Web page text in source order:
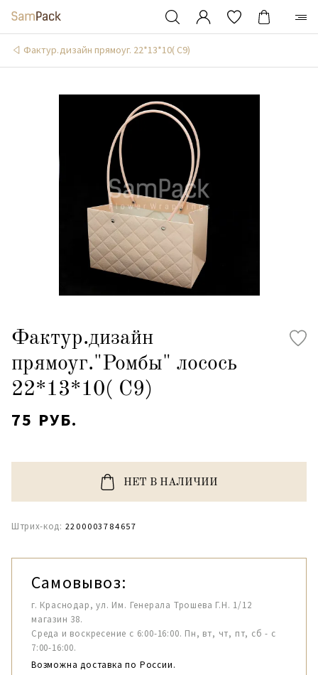
Фактур.дизайн прямоуг. 22*13*10( С9)
Фактур.дизайн
прямоуг."Ромбы" лосось
22*13*10( С9)
75 РУБ.
НЕТ В НАЛИЧИИ
Штрих-код: 2200003784657
Самовывоз:
г. Краснодар, ул. Им. Генерала Трошева Г.Н. 1/12
магазин 38.
Среда и воскресение с 6:00-16:00. Пн, вт, чт, пт, сб - с
7:00-16:00.
Возможна доставка по России.